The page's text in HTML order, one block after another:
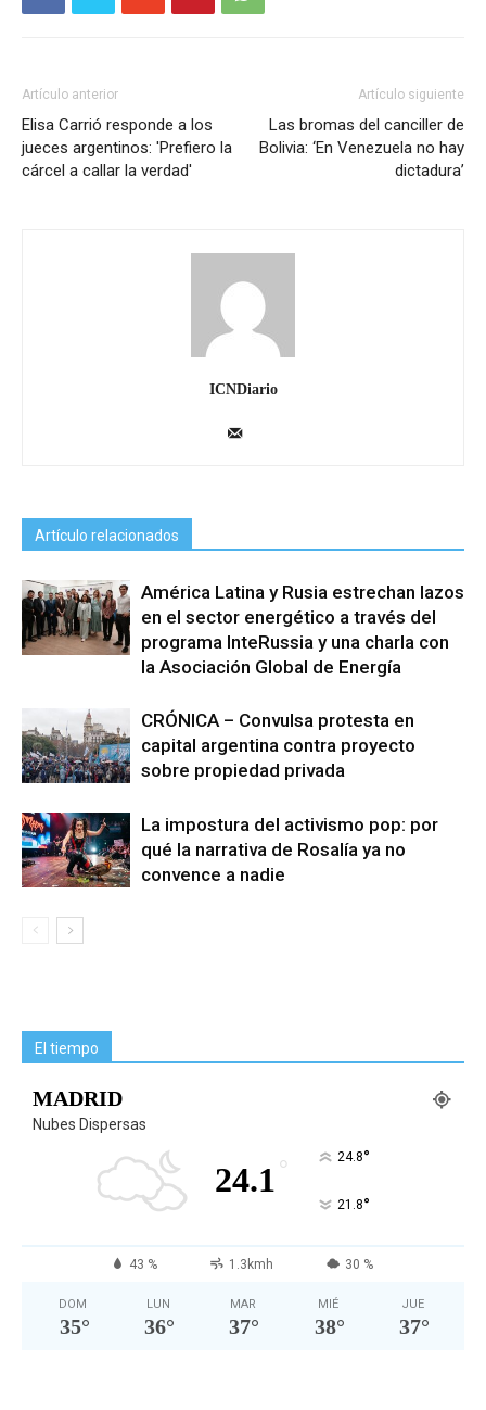
Artículo anterior
Elisa Carrió responde a los
jueces argentinos: 'Prefiero la
cárcel a callar la verdad'
Artículo siguiente
Las bromas del canciller de
Bolivia: ‘En Venezuela no hay
dictadura’
ICNDiario
Artículo relacionados
América Latina y Rusia estrechan lazos
en el sector energético a través del
programa InteRussia y una charla con
la Asociación Global de Energía
CRÓNICA – Convulsa protesta en
capital argentina contra proyecto
sobre propiedad privada
La impostura del activismo pop: por
qué la narrativa de Rosalía ya no
convence a nadie
El tiempo
MADRID
Nubes Dispersas
24.1 ° 24.8°
21.8°
43 % 1.3kmh 30 %
DOM
35°
LUN
36°
MAR
37°
MIÉ
38°
JUE
37°